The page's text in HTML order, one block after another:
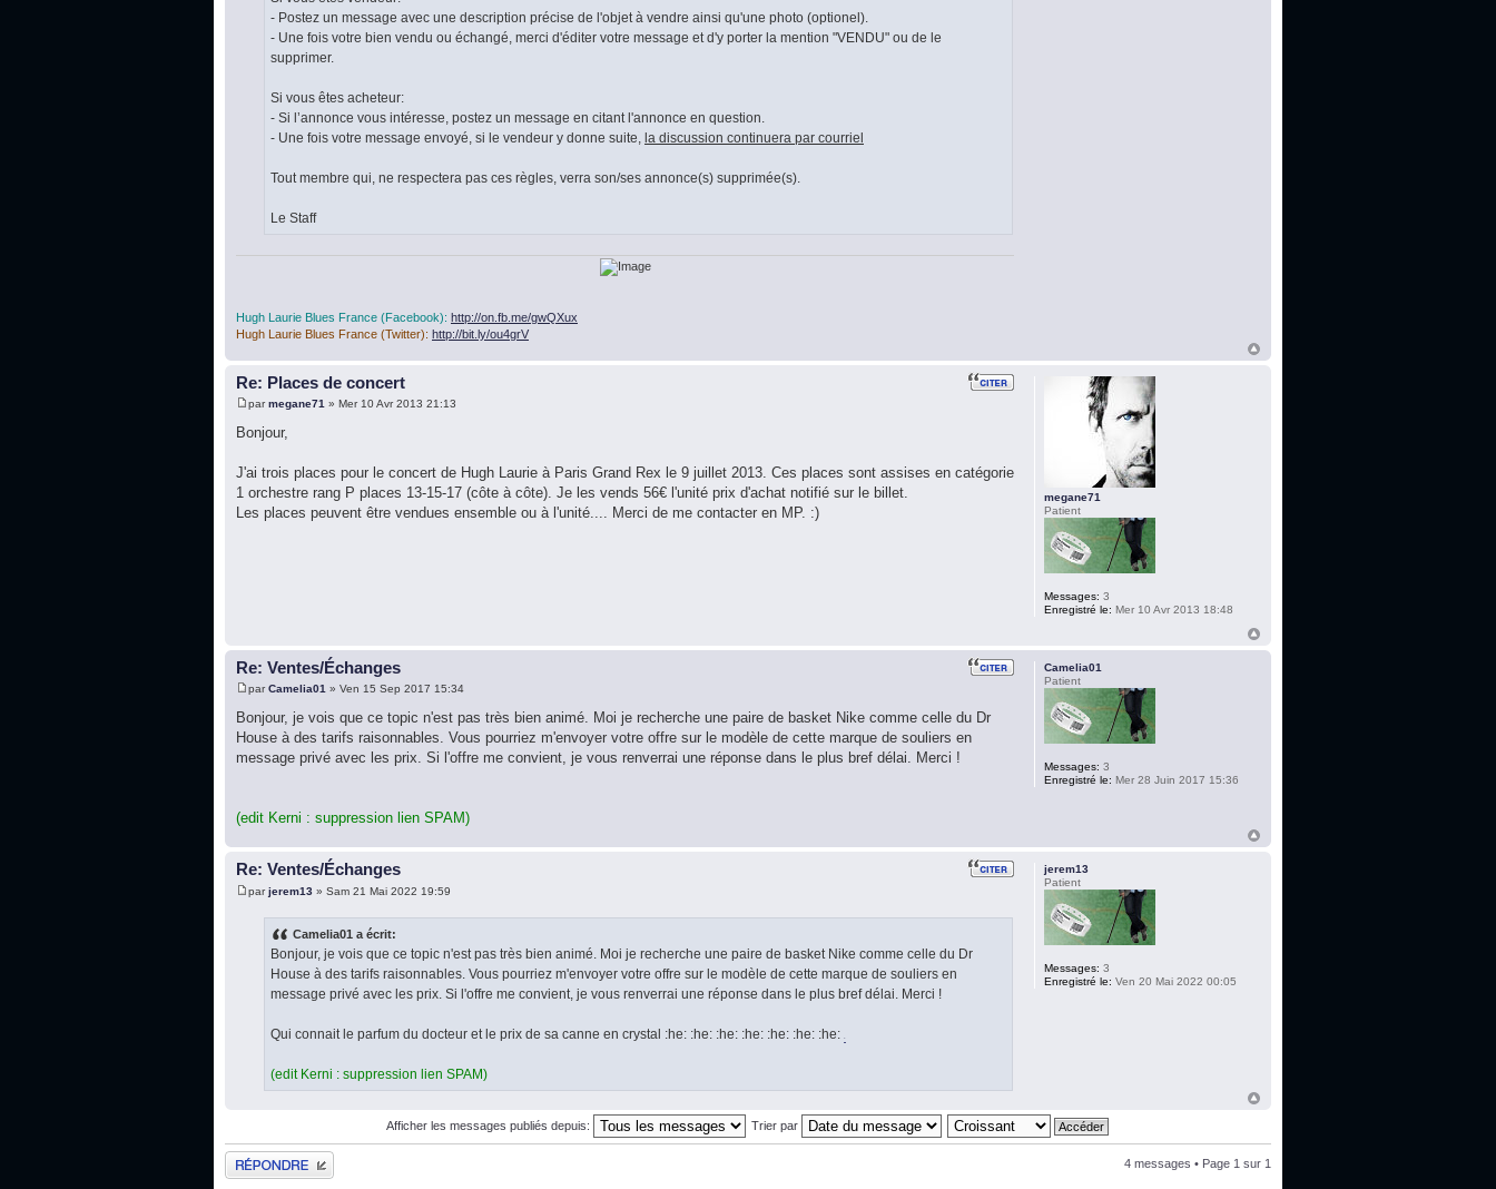
- Postez un message avec une description précise de l'objet à vendre ainsi qu'une photo (optionel).
- Une fois votre bien vendu ou échangé, merci d'éditer votre message et d'y porter la mention "VENDU" ou de le
supprimer.
Si vous êtes acheteur:
- Si l’annonce vous intéresse, postez un message en citant l'annonce en question.
- Une fois votre message envoyé, si le vendeur y donne suite, la discussion continuera par courriel
Tout membre qui, ne respectera pas ces règles, verra son/ses annonce(s) supprimée(s).
Le Staff
Hugh Laurie Blues France (Facebook): http://on.fb.me/gwQXux
Hugh Laurie Blues France (Twitter): http://bit.ly/ou4grV
Re: Places de concert
parmegane71 » Mer 10 Avr 2013 21:13
Bonjour,
J'ai trois places pour le concert de Hugh Laurie à Paris Grand Rex le 9 juillet 2013. Ces places sont assises en catégorie
1 orchestre rang P places 13-15-17 (côte à côte). Je les vends 56€ l'unité prix d'achat notifié sur le billet.
Les places peuvent être vendues ensemble ou à l'unité.... Merci de me contacter en MP. :)
megane71
Patient
Messages: 3
Enregistré le: Mer 10 Avr 2013 18:48
Re: Ventes/Échanges
parCamelia01 » Ven 15 Sep 2017 15:34
Bonjour, je vois que ce topic n'est pas très bien animé. Moi je recherche une paire de basket Nike comme celle du Dr
House à des tarifs raisonnables. Vous pourriez m'envoyer votre offre sur le modèle de cette marque de souliers en
message privé avec les prix. Si l'offre me convient, je vous renverrai une réponse dans le plus bref délai. Merci !
(edit Kerni : suppression lien SPAM)
Camelia01
Patient
Messages: 3
Enregistré le: Mer 28 Juin 2017 15:36
Re: Ventes/Échanges
parjerem13 » Sam 21 Mai 2022 19:59
Camelia01 a écrit:
Bonjour, je vois que ce topic n'est pas très bien animé. Moi je recherche une paire de basket Nike comme celle du Dr
House à des tarifs raisonnables. Vous pourriez m'envoyer votre offre sur le modèle de cette marque de souliers en
message privé avec les prix. Si l'offre me convient, je vous renverrai une réponse dans le plus bref délai. Merci !
Qui connait le parfum du docteur et le prix de sa canne en crystal :he: :he: :he: :he: :he: :he: :he:
(edit Kerni : suppression lien SPAM)
jerem13
Patient
Messages: 3
Enregistré le: Ven 20 Mai 2022 00:05
Afficher les messages publiés depuis: Trier par
Publier une réponse 4 messages • Page 1 sur 1